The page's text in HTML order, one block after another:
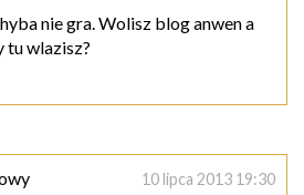
nie gra. Wolisz blog anwen a
tu wlazisz?
10 lipca 2013 19:30